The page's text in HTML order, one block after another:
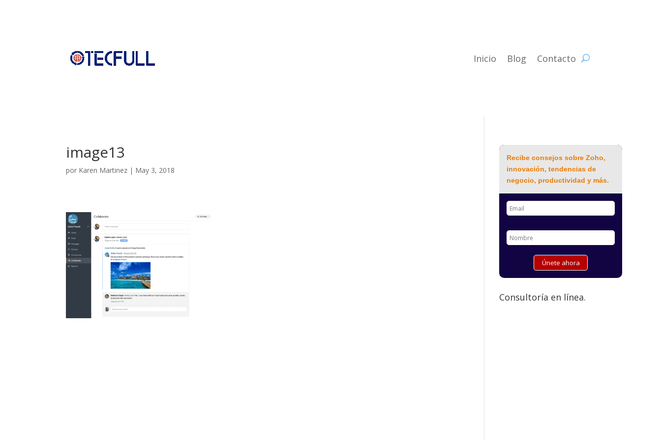
Inicio Blog Contacto
image13
por Karen Martinez | May 3, 2018
Recibe consejos sobre Zoho,
innovación, tendencias de
negocio, productividad y más.
Consultoría en línea.